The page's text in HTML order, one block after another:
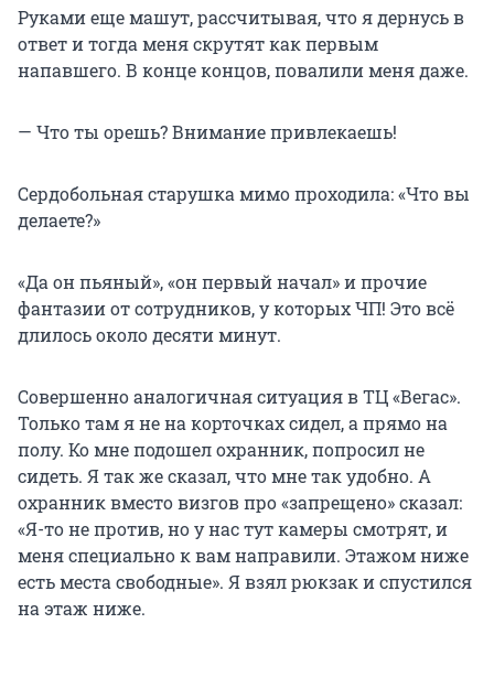
Руками еще машут, рассчитывая, что я дернусь в
ответ и тогда меня скрутят как первым
напавшего. В конце концов, повалили меня даже.
— Что ты орешь? Внимание привлекаешь!
Сердобольная старушка мимо проходила: «Что вы
делаете?»
«Да он пьяный», «он первый начал» и прочие
фантазии от сотрудников, у которых ЧП! Это всё
длилось около десяти минут.
Совершенно аналогичная ситуация в ТЦ «Вегас».
Только там я не на корточках сидел, а прямо на
полу. Ко мне подошел охранник, попросил не
сидеть. Я так же сказал, что мне так удобно. А
охранник вместо визгов про «запрещено» сказал:
«Я-то не против, но у нас тут камеры смотрят, и
меня специально к вам направили. Этажом ниже
есть места свободные». Я взял рюкзак и спустился
на этаж ниже.